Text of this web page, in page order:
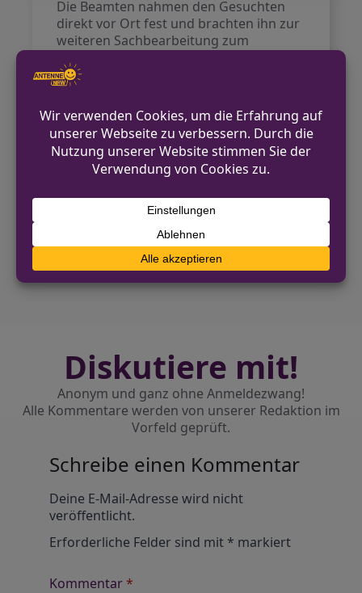
Die Beamten nahmen den Gesuchten
direkt vor Ort fest und brachten ihn zur
weiteren Sachbearbeitung zum
Abschluss aller notwendigen
Maßnahmen wurde er dem Haftrichter
des Amtsgerichts Geldern vorgeführt.
VORHERIGER BEITRAG
Wittekindstraße in Dortmund
NÄCHSTER BEITRAG
Verkehrsunfallfluchten im Kreis Mettmann –
Hinweise gesucht
Diskutiere mit!
Anonym und ganz ohne Anmeldezwang!
Alle Kommentare werden von unserer Redaktion im
Vorfeld geprüft.
Schreibe einen Kommentar
Deine E-Mail-Adresse wird nicht
veröffentlicht.
Erforderliche Felder sind mit* markiert
Kommentar*